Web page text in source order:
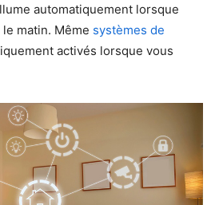
automatiquement lorsque
matin. Même systèmes de
activés lorsque vous